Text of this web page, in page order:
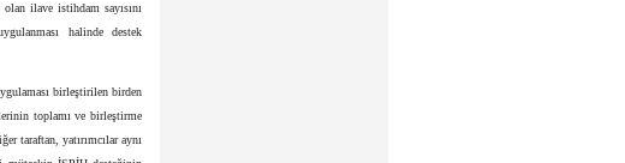
olan ilave istihdam sayısını
halinde destek
birleştirilen birden
toplamı ve birleştirme
taraftan, yatırımcılar aynı